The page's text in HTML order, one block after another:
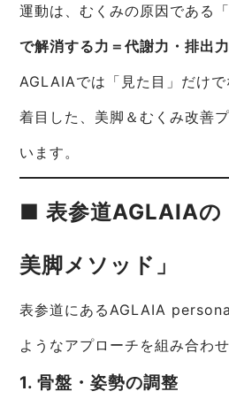
運動は、むくみの原因である
で解消する力＝代謝力・排出力
AGLAIAでは「見た目」だけ
着目した、美脚＆むくみ改善
います。
■ 表参道AGLAIAの
美脚メソッド」
表参道にあるAGLAIA
ようなアプローチを組み合わせ
1. 骨盤・姿勢の調整